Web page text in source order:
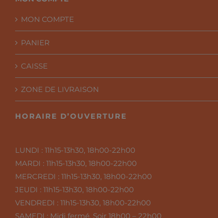
MON COMPTE
PANIER
CAISSE
ZONE DE LIVRAISON
HORAIRE D’OUVERTURE
LUNDI :11h15-13h30, 18h00-22h00
MARDI :11h15-13h30, 18h00-22h00
MERCREDI :11h15-13h30, 18h00-22h00
JEUDI :11h15-13h30, 18h00-22h00
VENDREDI :11h15-13h30, 18h00-22h00
SAMEDI : Midi fermé, Soir 18h00 – 22h00